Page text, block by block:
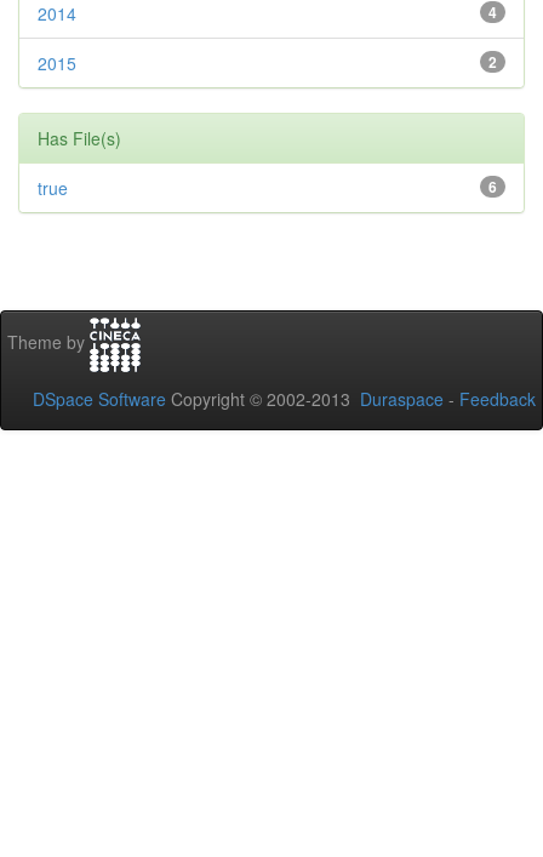
4
2014
2
2015
Has File(s)
6
true
Theme by
DSpace Software Copyright © 2002-2013 Duraspace - Feedback